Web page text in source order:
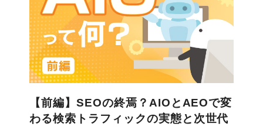
【前編】SEOの終焉？AIOとAEOで変
わる検索トラフィックの実態と次世代